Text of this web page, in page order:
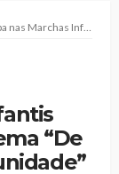
“De Mãos Dadas com a Comunidade”
“De